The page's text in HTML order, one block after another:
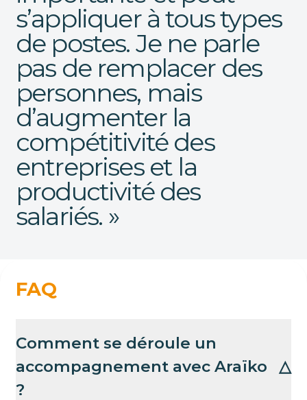
s’appliquer à tous types
de postes. Je ne parle
pas de remplacer des
personnes, mais
d’augmenter la
compétitivité des
entreprises et la
productivité des
salariés. »
FAQ
Comment se déroule un
accompagnement avec Araïko
?
△